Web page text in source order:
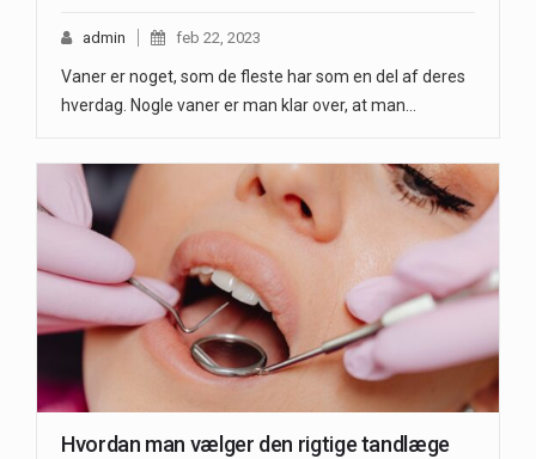
admin feb 22, 2023
Vaner er noget, som de fleste har som en del af deres
hverdag. Nogle vaner er man klar over, at man…
Hvordan man vælger den rigtige tandlæge